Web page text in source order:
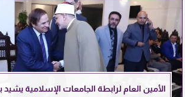
الأمين العام لرابطة الجامعات الإسلامية يشيد